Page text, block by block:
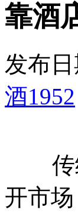
靠酒
发布
酒1952
传统
开市